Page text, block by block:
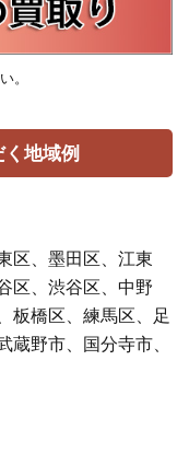
。
地域例
区、墨田区、江東
区、渋谷区、中野
板橋区、練馬区、足
野市、国分寺市、